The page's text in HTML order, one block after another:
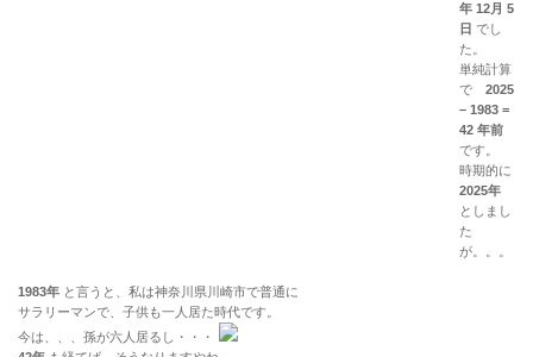
年 12月 5
日 でし
た。
単純計算
で 2025
– 1983 =
42 年前
です。
時期的に
2025年
としまし
た
が。。。
1983年 と言うと、私は神奈川県川崎市で普通に
サラリーマンで、子供も一人居た時代です。
今は、、、孫が六人居るし・・・